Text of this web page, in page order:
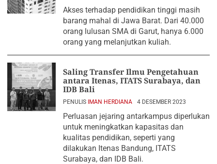
Akses terhadap pendidikan tinggi masih
barang mahal di Jawa Barat. Dari 40.000
orang lulusan SMA di Garut, hanya 6.000
orang yang melanjutkan kuliah.
Saling Transfer Ilmu Pengetahuan
antara Itenas, ITATS Surabaya, dan
IDB Bali
PENULIS IMAN HERDIANA 4 DESEMBER 2023
Perluasan jejaring antarkampus diperlukan
untuk meningkatkan kapasitas dan
kualitas pendidikan, seperti yang
dilakukan Itenas Bandung, ITATS
Surabaya, dan IDB Bali.